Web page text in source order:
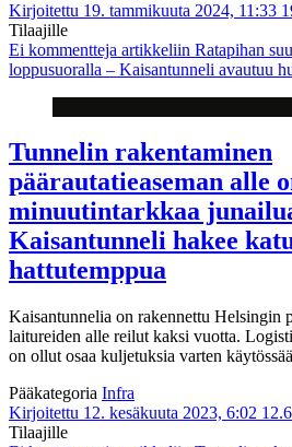
Kirjoitettu 19. tammikuuta 2024, 11:33
Tilaajille
Ei kommentteja artikkeliin Ratapihan
loppusuoralla – Kaisantunneli avautuu
Tunnelin rakentaminen
päärautatieaseman alle
minuutintarkkaa
Kaisantunneli hakee
hattutemppua
Kaisantunnelia on rakennettu Helsingin
laitureiden alle reilut kaksi vuotta.
on ollut osaa kuljetuksia varten
Pääkategoria Infra
Kirjoitettu 12. kesäkuuta 2023, 6:02
Tilaajille